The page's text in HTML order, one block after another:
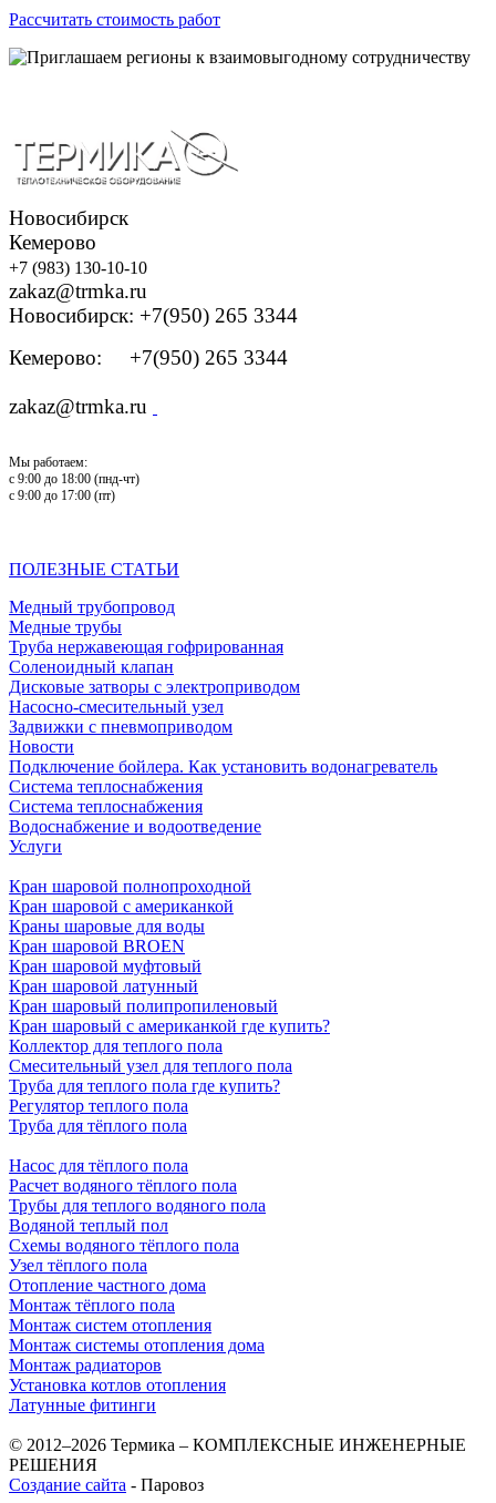
Рассчитать стоимость работ
Новосибирск
Кемерово
+7 (983) 130-10-10
zakaz@trmka.ru
Новосибирск: +7(950) 265 3344
Кемерово: +7(950) 265 3344
zakaz@trmka.ru
Мы работаем:
с 9:00 до 18:00 (пнд-чт)
с 9:00 до 17:00 (пт)
ПОЛЕЗНЫЕ СТАТЬИ
Медный трубопровод
Медные трубы
Труба нержавеющая гофрированная
Соленоидный клапан
Дисковые затворы с электроприводом
Насосно-смесительный узел
Задвижки с пневмоприводом
Новости
Подключение бойлера. Как установить водонагреватель
Система теплоснабжения
Система теплоснабжения
Водоснабжение и водоотведение
Услуги
Кран шаровой полнопроходной
Кран шаровой с американкой
Краны шаровые для воды
Кран шаровой BROEN
Кран шаровой муфтовый
Кран шаровой латунный
Кран шаровый полипропиленовый
Кран шаровый с американкой где купить?
Коллектор для теплого пола
Смесительный узел для теплого пола
Труба для теплого пола где купить?
Регулятор теплого пола
Труба для тёплого пола
Насос для тёплого пола
Расчет водяного тёплого пола
Трубы для теплого водяного пола
Водяной теплый пол
Схемы водяного тёплого пола
Узел тёплого пола
Отопление частного дома
Монтаж тёплого пола
Монтаж систем отопления
Монтаж системы отопления дома
Монтаж радиаторов
Установка котлов отопления
Латунные фитинги
© 2012–2026 Термика – КОМПЛЕКСНЫЕ ИНЖЕНЕРНЫЕ
РЕШЕНИЯ
Создание сайта - Паровоз